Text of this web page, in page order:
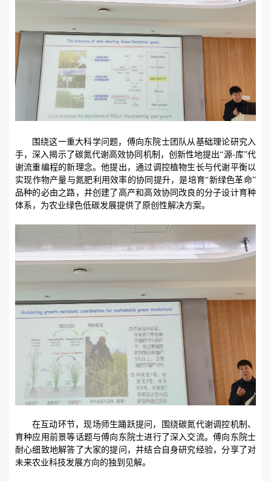
围绕这一重大科学问题，傅向东院士团队从基础理论研究入
手，深入揭示了碳氮代谢高效协同机制，创新性地提出“源-库”代
谢流重编程的新理念。他提出，通过调控植物生长与代谢平衡以
实现作物产量与氮肥利用效率的协同提升，是培育“新绿色革命”
品种的必由之路，并创建了高产和高效协同改良的分子设计育种
体系，为农业绿色低碳发展提供了原创性解决方案。
在互动环节，现场师生踊跃提问，围绕碳氮代谢调控机制、
育种应用前景等话题与傅向东院士进行了深入交流。傅向东院士
耐心细致地解答了大家的提问，并结合自身研究经验，分享了对
未来农业科技发展方向的独到见解。